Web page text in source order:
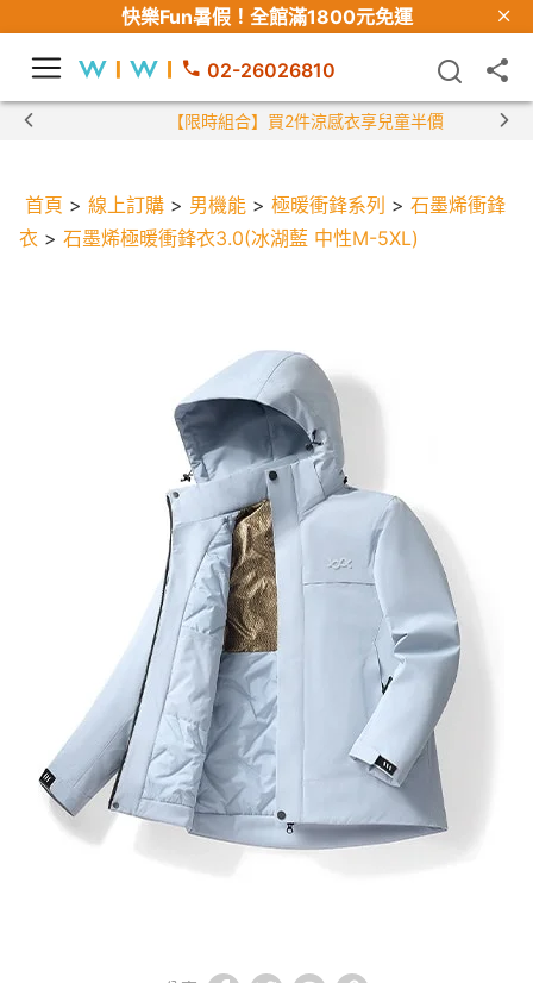
快樂Fun暑假！ 全館滿1800元免運
02-26026810
【限時組合】買2件涼感衣享兒童半價
首頁 > 線上訂購 > 男機能 > 極暖衝鋒系列 > 石墨烯衝鋒
衣 > 石墨烯極暖衝鋒衣3.0(冰湖藍 中性M-5XL)